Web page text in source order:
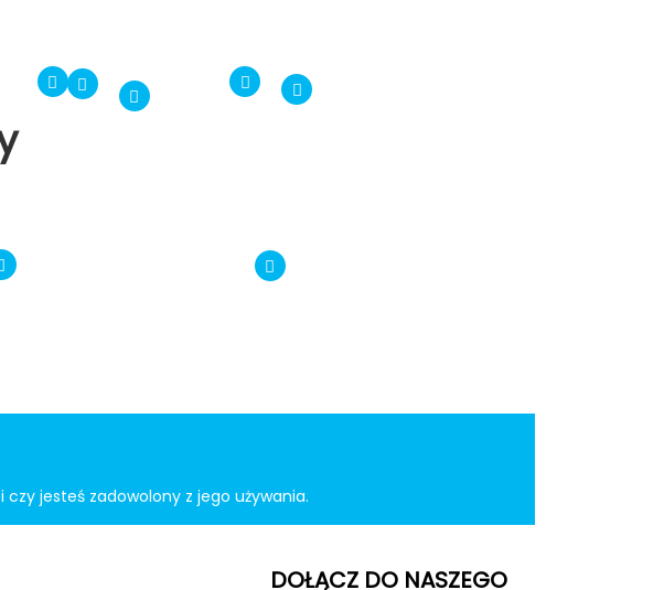
czy jesteś zadowolony z jego używania.
DOŁĄCZ DO NASZEGO